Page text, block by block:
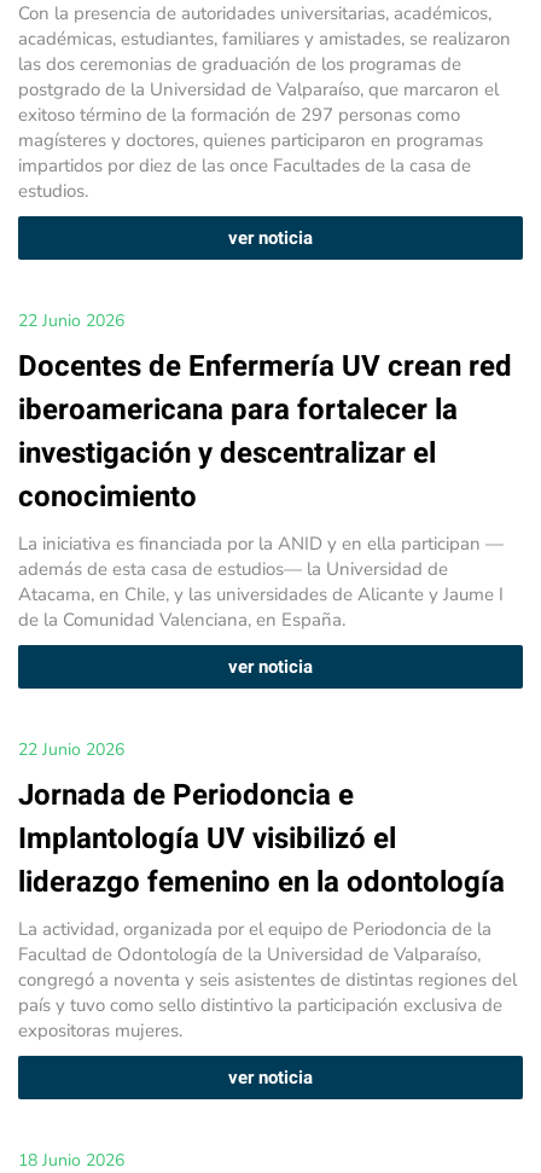
Con la presencia de autoridades universitarias, académicos,
académicas, estudiantes, familiares y amistades, se realizaron
las dos ceremonias de graduación de los programas de
postgrado de la Universidad de Valparaíso, que marcaron el
exitoso término de la formación de 297 personas como
magísteres y doctores, quienes participaron en programas
impartidos por diez de las once Facultades de la casa de
estudios.
ver noticia
22 Junio 2026
Docentes de Enfermería UV crean red
iberoamericana para fortalecer la
investigación y descentralizar el
conocimiento
La iniciativa es financiada por la ANID y en ella participan —
además de esta casa de estudios— la Universidad de
Atacama, en Chile, y las universidades de Alicante y Jaume I
de la Comunidad Valenciana, en España.
ver noticia
22 Junio 2026
Jornada de Periodoncia e
Implantología UV visibilizó el
liderazgo femenino en la odontología
La actividad, organizada por el equipo de Periodoncia de la
Facultad de Odontología de la Universidad de Valparaíso,
congregó a noventa y seis asistentes de distintas regiones del
país y tuvo como sello distintivo la participación exclusiva de
expositoras mujeres.
ver noticia
18 Junio 2026